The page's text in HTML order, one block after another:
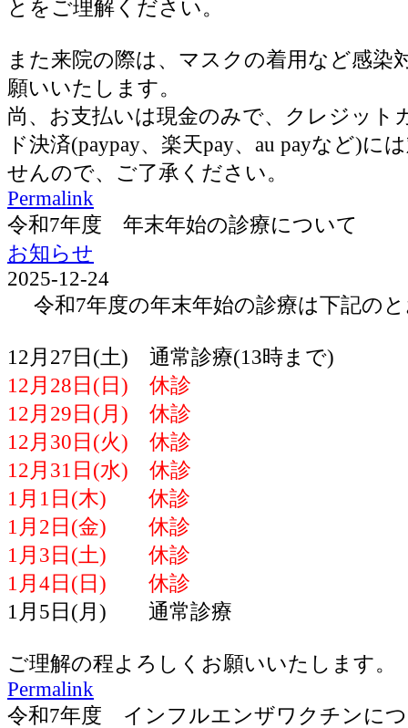
とをご理解ください。
また来院の際は、マスクの着用など感染
願いいたします。
尚、お支払いは現金のみで、クレジット
ド決済(paypay、楽天pay、au payなど)に
せんので、ご了承ください。
Permalink
令和7年度 年末年始の診療について
お知らせ
2025-12-24
令和7年度の年末年始の診療は下記の
12月27日(土) 通常診療(13時まで)
12月28日(日) 休診
12月29日(月) 休診
12月30日(火) 休診
12月31日(水) 休診
1月1日(木) 休診
1月2日(金) 休診
1月3日(土) 休診
1月4日(日) 休診
1月5日(月) 通常診療
ご理解の程よろしくお願いいたします。
Permalink
令和7年度 インフルエンザワクチンに